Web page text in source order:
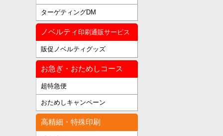
ターゲティングDM
ノベルティ 印刷通販サービス
販促ノベルティグッズ
お急ぎ・おためしコース
超特急便
おためしキャンペーン
高精細・特殊印刷